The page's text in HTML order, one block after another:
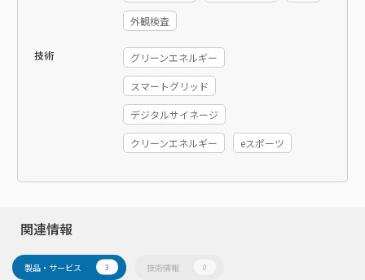
外観検査
技術 グリーンエネルギー
スマートグリッド
デジタルサイネージ
クリーンエネルギー eスポーツ
関連情報
製品・サービス 3 技術情報 0